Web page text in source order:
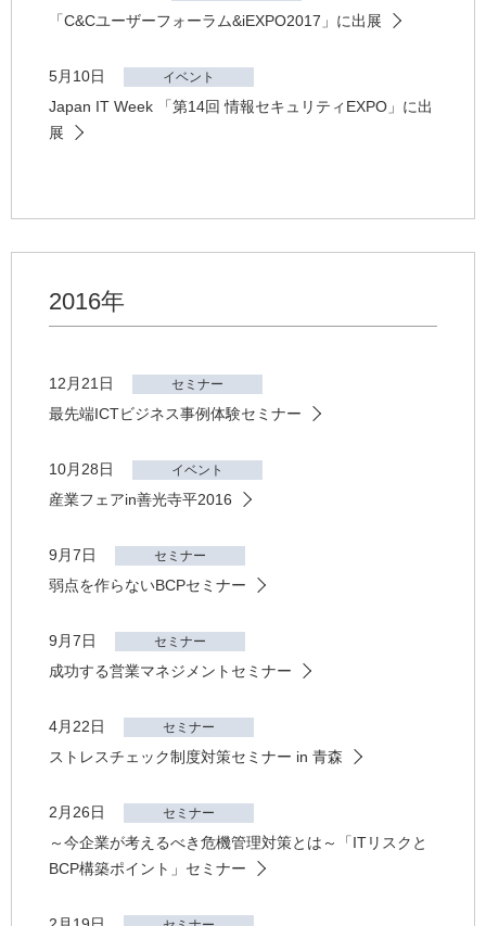
「C&Cユーザーフォーラム&iEXPO2017」に出展
5月10日 イベント
Japan IT Week 「第14回 情報セキュリティEXPO」に出
展
2016年
12月21日 セミナー
最先端ICTビジネス事例体験セミナー
10月28日 イベント
産業フェアin善光寺平2016
9月7日 セミナー
弱点を作らないBCPセミナー
9月7日 セミナー
成功する営業マネジメントセミナー
4月22日 セミナー
ストレスチェック制度対策セミナー in 青森
2月26日 セミナー
～今企業が考えるべき危機管理対策とは～「ITリスクと
BCP構築ポイント」セミナー